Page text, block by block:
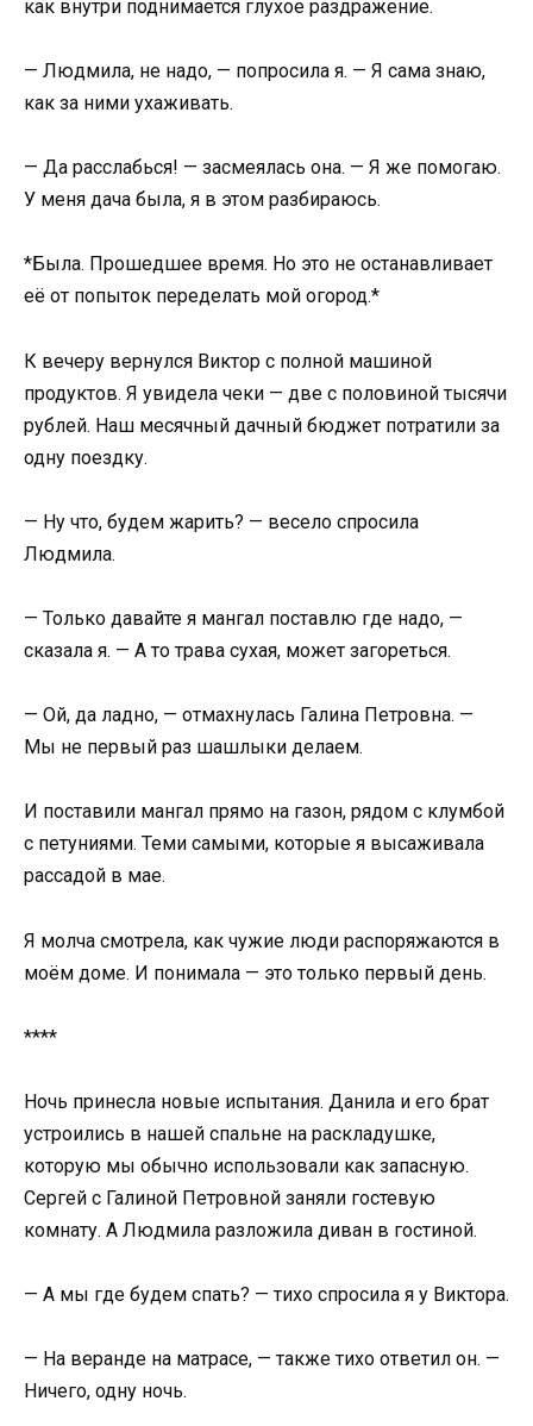
как внутри поднимается глухое раздражение.
— Людмила, не надо, — попросила я. — Я сама знаю,
как за ними ухаживать.
— Да расслабься! — засмеялась она. — Я же помогаю.
У меня дача была, я в этом разбираюсь.
*Была. Прошедшее время. Но это не останавливает
её от попыток переделать мой огород.*
К вечеру вернулся Виктор с полной машиной
продуктов. Я увидела чеки — две с половиной тысячи
рублей. Наш месячный дачный бюджет потратили за
одну поездку.
— Ну что, будем жарить? — весело спросила
Людмила.
— Только давайте я мангал поставлю где надо, —
сказала я. — А то трава сухая, может загореться.
— Ой, да ладно, — отмахнулась Галина Петровна. —
Мы не первый раз шашлыки делаем.
И поставили мангал прямо на газон, рядом с клумбой
с петуниями. Теми самыми, которые я высаживала
рассадой в мае.
Я молча смотрела, как чужие люди распоряжаются в
моём доме. И понимала — это только первый день.
****
Ночь принесла новые испытания. Данила и его брат
устроились в нашей спальне на раскладушке,
которую мы обычно использовали как запасную.
Сергей с Галиной Петровной заняли гостевую
комнату. А Людмила разложила диван в гостиной.
— А мы где будем спать? — тихо спросила я у Виктора.
— На веранде на матрасе, — также тихо ответил он. —
Ничего, одну ночь.